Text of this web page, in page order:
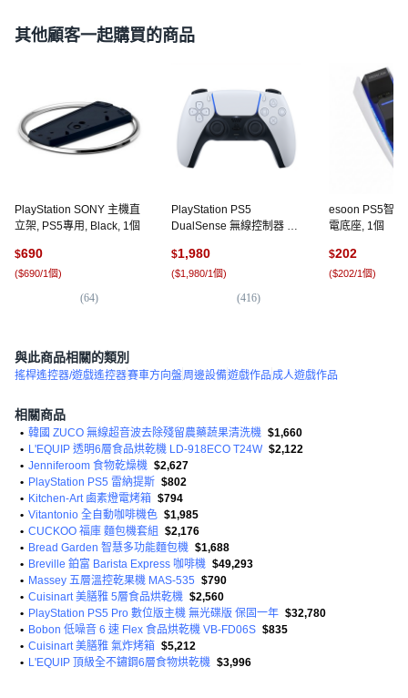
其他顧客一起購買的商品
PlayStation SONY 主機直
立架, PS5專用, Black, 1個
$690
($690/1個)
(64)
PlayStation PS5
DualSense 無線控制器 白
$1,980
($1,980/1個)
(416)
esoon PS5智能
電底座, 1個
$202
($202/1個)
與此商品相關的類別
搖桿遙控器/遊戲遙控器賽車方向盤周邊設備遊戲作品成人遊戲作品
相關商品
• 韓國 ZUCO 無線超音波去除殘留農藥蔬果清洗機 $1,660
• L'EQUIP 透明6層食品烘乾機 LD-918ECO T24W $2,122
• Jenniferoom 食物乾燥機 $2,627
• PlayStation PS5 雷納提斯 $802
• Kitchen-Art 鹵素燈電烤箱 $794
• Vitantonio 全自動咖啡機色 $1,985
• CUCKOO 福庫 麵包機套組
$2,176
• Bread Garden 智慧多功能麵包機 $1,688
• Breville 鉑富 Barista Express 咖啡機 $49,293
• Massey 五層溫控乾果機 MAS-535 $790
• Cuisinart 美膳雅 5層食品烘乾機 $2,560
• PlayStation PS5 Pro 數位版主機 無光碟版 保固一年 $32,780
• Bobon 低噪音 6 速 Flex 食品烘乾機 VB-FD06S $835
• Cuisinart 美膳雅 氣炸烤箱 $5,212
• L'EQUIP 頂級全不鏽鋼6層食物烘乾機 $3,996